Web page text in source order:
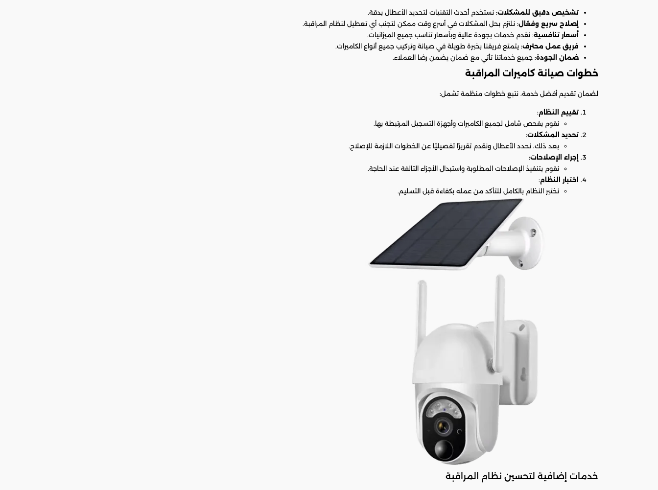
تشخيص دقيق للمشكلات: نستخدم أحدث التقنيات لتحديد الأعطال بدقة.
إصلاح سريع وفعّال: نلتزم بحل المشكلات في أسرع وقت ممكن لتجنب أي تعطيل لنظام المراقبة.
أسعار تنافسية: نقدم خدمات بجودة عالية وبأسعار تناسب جميع الميزانيات.
فريق عمل محترف: يتمتع فريقنا بخبرة طويلة في صيانة وتركيب جميع أنواع الكاميرات.
ضمان الجودة: جميع خدماتنا تأتي مع ضمان يضمن رضا العملاء.
خطوات صيانة كاميرات المراقبة
لضمان تقديم أفضل خدمة، نتبع خطوات منظمة تشمل:
تقييم النظام:
نقوم بفحص شامل لجميع الكاميرات وأجهزة التسجيل المرتبطة بها.
تحديد المشكلات:
بعد ذلك، نحدد الأعطال ونقدم تقريرًا تفصيليًا عن الخطوات اللازمة للإصلاح.
إجراء الإصلاحات:
نقوم بتنفيذ الإصلاحات المطلوبة واستبدال الأجزاء التالفة عند الحاجة.
اختبار النظام:
نختبر النظام بالكامل للتأكد من عمله بكفاءة قبل التسليم.
خدمات إضافية لتحسين نظام المراقبة